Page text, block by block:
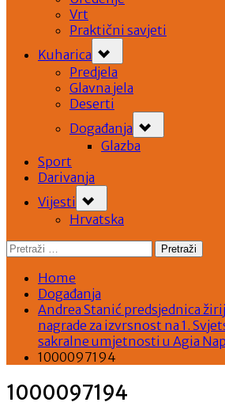
Vrt
Praktični savjeti
Kuharica
sub-
menu
Predjela
Glavna jela
Deserti
Događanja
sub-
menu
Glazba
Sport
Darivanja
Vijesti
sub-
menu
Hrvatska
Pretraži:
Home
Događanja
Andrea Stanić predsjednica
nagrade za izvrsnost na 1.
sakralne umjetnosti u Agia
1000097194
1000097194